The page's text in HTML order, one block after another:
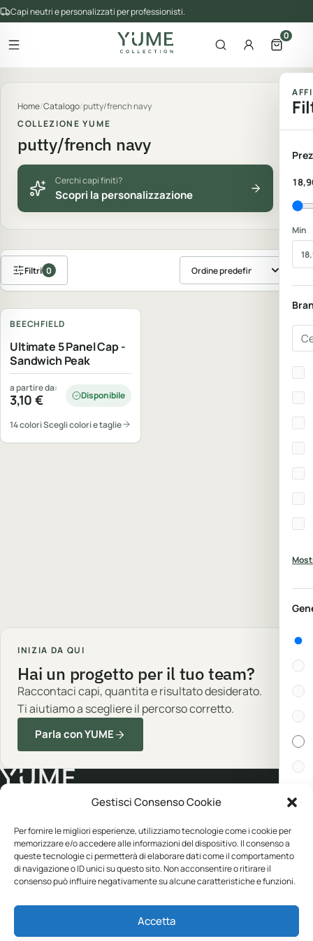
Gestisci Consenso Cookie
Per fornire le migliori esperienze, utilizziamo tecnologie come i cookie per
memorizzare e/o accedere alle informazioni del dispositivo. Il consenso a
queste tecnologie ci permetterà di elaborare dati come il comportamento
di navigazione o ID unici su questo sito. Non acconsentire o ritirare il
consenso può influire negativamente su alcune caratteristiche e funzioni.
Accetta
Capi neutri e personalizzati per professionisti.
Apri il menu
del catalogo
Apri la ricerca
AccountApri il
0
Home/Catalogo/putty/french navy
COLLEZIONE YUME
putty/french navy
Cerchi capi finiti?
Scopri la personalizzazione
Min
In
Filtri 0 Ordina prodotti
Personalizzabile
BEECHFIELD
Ultimate 5 Panel Cap -
Sandwich Peak
a partire da:
3,10€ Disponibile
14 coloriScegli colori e taglie
INIZIA DA QUI
Hai un progetto per il tuo team?
Raccontaci capi, quantita e risultato desiderato.
Ti aiutiamo a scegliere il percorso corretto.
Parla con YUME
Abbigliamento professionale, neutro o
personalizzato.
Personalizzazione